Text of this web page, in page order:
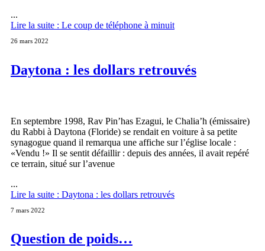
...
Lire la suite : Le coup de téléphone à minuit
26 mars 2022
Daytona : les dollars retrouvés
En septembre 1998, Rav Pin’has Ezagui, le Chalia’h (émissaire)
du Rabbi à Daytona (Floride) se rendait en voiture à sa petite
synagogue quand il remarqua une affiche sur l’église locale :
«Vendu !» Il se sentit défaillir : depuis des années, il avait repéré
ce terrain, situé sur l’avenue
...
Lire la suite : Daytona : les dollars retrouvés
7 mars 2022
Question de poids…